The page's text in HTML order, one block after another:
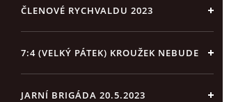
ČLENOVÉ RYCHVALDU 2023
7:4 (VELKÝ PÁTEK) KROUŽEK NEBUDE
JARNÍ BRIGÁDA 20.5.2023